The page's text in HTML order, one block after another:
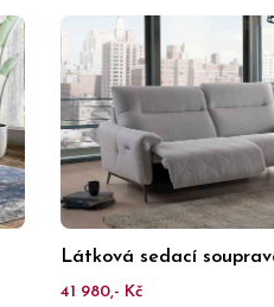
Látková sedací
41 980,- Kč